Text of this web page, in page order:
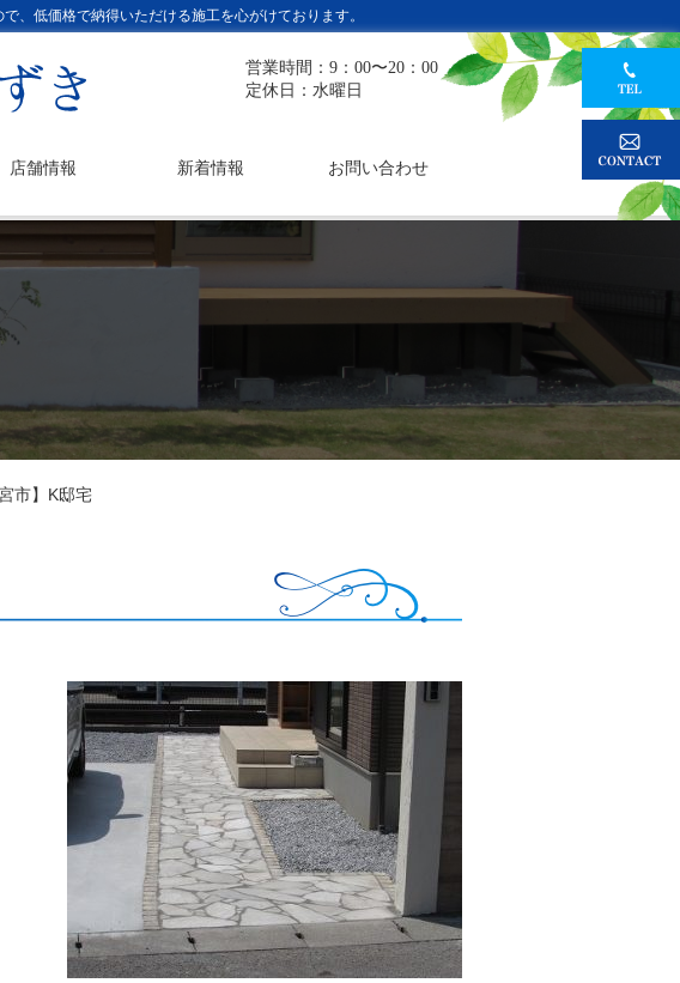
、低価格で納得いただける施工を心がけております。
営業時間：9：00〜20：00
定休日：水曜日
店舗情報 新着情報 お問い合わせ
市】K邸宅